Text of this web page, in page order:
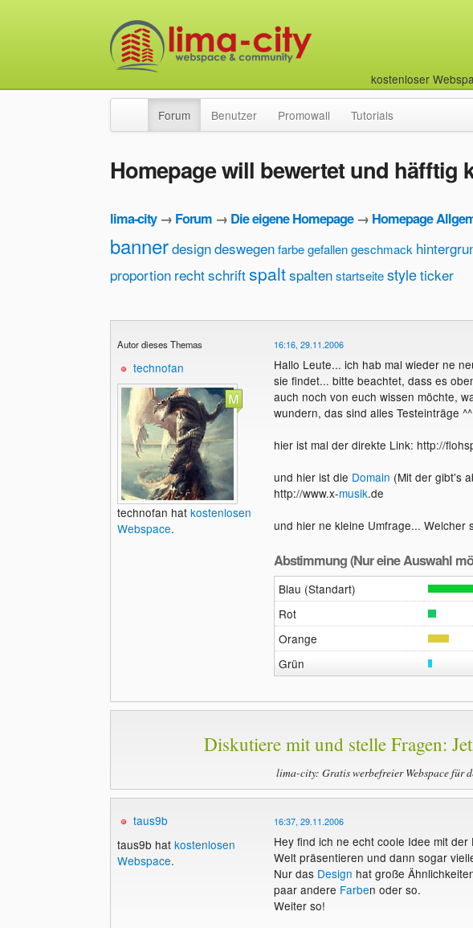
kostenloser
Forum Benutzer Promowall Tutorials
Homepage will bewertet und häfftig
lima-city→ Forum → Die eigene Homepage→ Homepage
bannerdesigndeswegenfarbegefallengeschmack
proportion rechtschriftspaltspaltenstartseitestyleticker
Autor dieses Themas
technofan
technofan hat kostenlosen
Webspace.
16:16, 29.11.2006
Hallo Leute... ich hab mal wieder ne
sie findet... bitte beachtet, dass es
auch noch von euch wissen möchte,
wundern, das sind alles Testeinträge ^^
hier ist mal der direkte Link: http://
und hier ist die Domain (Mit der gibt's
http://www.x-musik.de
und hier ne kleine Umfrage... Welcher
Abstimmung (Nur eine Auswahl
Blau (Standart)
Rot
Orange
Grün
Diskutiere mit und stelle Fragen:
lima-city: Gratis werbefreier Webspace für
taus9b
taus9b hat kostenlosen
Webspace.
16:37, 29.11.2006
Hey find ich ne echt coole Idee mit
Welt präsentieren und dann sogar
Nur das Design hat große
paar andere Farben oder so.
Weiter so!